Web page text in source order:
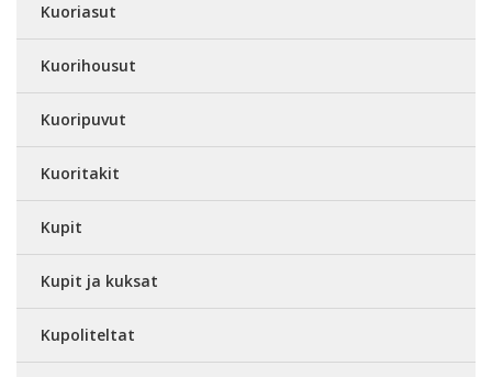
Kuoriasut
Kuorihousut
Kuoripuvut
Kuoritakit
Kupit
Kupit ja kuksat
Kupoliteltat